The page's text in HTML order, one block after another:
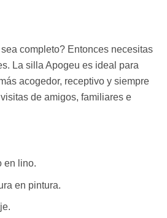
completo? Entonces necesitas
La silla Apogeu es ideal para
acogedor, receptivo y siempre
de amigos, familiares e
en lino.
en pintura.